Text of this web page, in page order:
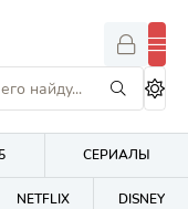
СЕРИАЛЫ
NETFLIX DISNEY